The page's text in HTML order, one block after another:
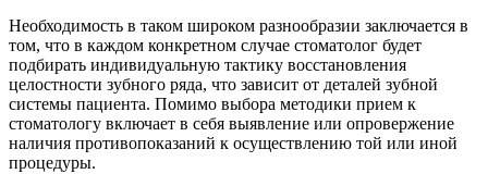
Необходимость в таком широком разнообразии заключается в
том, что в каждом конкретном случае стоматолог будет
подбирать индивидуальную тактику восстановления
целостности зубного ряда, что зависит от деталей зубной
системы пациента. Помимо выбора методики прием к
стоматологу включает в себя выявление или опровержение
наличия противопоказаний к осуществлению той или иной
процедуры.